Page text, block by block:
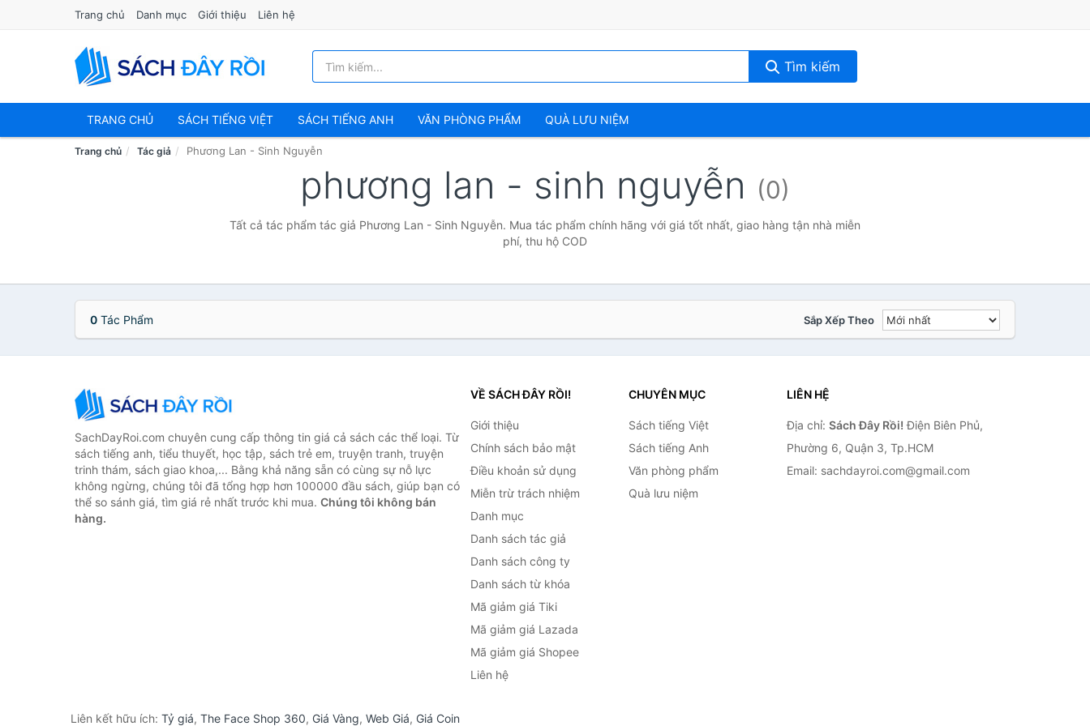
Trang chủ Danh mục Giới thiệu Liên hệ
Tìm kiếm
TRANG CHỦ SÁCH TIẾNG VIỆT SÁCH TIẾNG ANH VĂN PHÒNG PHẨM QUÀ LƯU NIỆM
Trang chủ Tác giả Phương Lan - Sinh Nguyễn
phương lan - sinh nguyễn (0)
Tất cả tác phẩm tác giả Phương Lan - Sinh Nguyễn. Mua tác phẩm chính hãng với giá tốt nhất, giao hàng tận nhà miễn
phí, thu hộ COD
0 Tác Phẩm Sắp Xếp Theo
SachDayRoi.com chuyên cung cấp thông tin giá cả sách các thể loại. Từ
sách tiếng anh, tiểu thuyết, học tập, sách trẻ em, truyện tranh, truyện
trinh thám, sách giao khoa,... Bằng khả năng sẵn có cùng sự nỗ lực
không ngừng, chúng tôi đã tổng hợp hơn 100000 đầu sách, giúp bạn có
thể so sánh giá, tìm giá rẻ nhất trước khi mua. Chúng tôi không bán
hàng.
VỀ SÁCH ĐÂY RỒI!
Giới thiệu
Chính sách bảo mật
Điều khoản sử dụng
Miễn trừ trách nhiệm
Danh mục
Danh sách tác giả
Danh sách công ty
Danh sách từ khóa
Mã giảm giá Tiki
Mã giảm giá Lazada
Mã giảm giá Shopee
Liên hệ
CHUYÊN MỤC
Sách tiếng Việt
Sách tiếng Anh
Văn phòng phẩm
Quà lưu niệm
LIÊN HỆ
Địa chỉ: Sách Đây Rồi! Điện Biên Phủ,
Phường 6, Quận 3, Tp.HCM
Email: sachdayroi.com@gmail.com
Liên kết hữu ích: Tỷ giá, The Face Shop 360, Giá Vàng, Web Giá, Giá Coin